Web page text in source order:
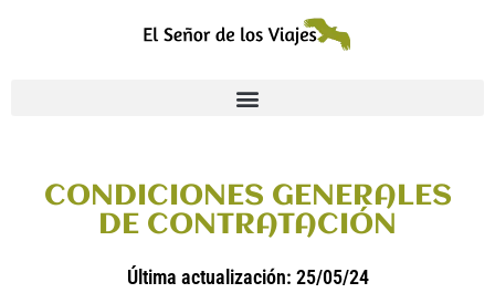
CONDICIONES GENERALES
DE CONTRATACIÓN
Última actualización: 25/05/24